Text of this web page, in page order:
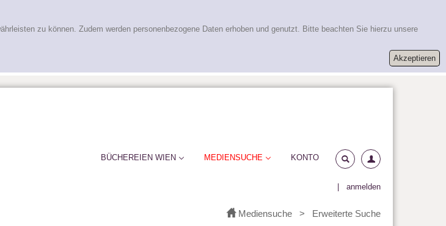
zu können. Zudem werden personenbezogene Daten erhoben und genutzt. Bitte beachten Sie hierzu unsere
anmelden
BÜCHEREIEN WIEN MEDIENSUCHE KONTO
Mediensuche > Erweiterte Suche